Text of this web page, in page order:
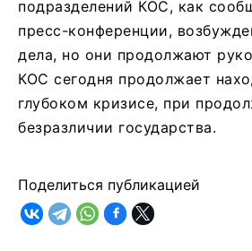
подразделений КОС, как
пресс-конференции,
дела, но они продолжают
КОС сегодня продолжает
глубоком кризисе, при
безразличии государства.
Поделиться публикацией